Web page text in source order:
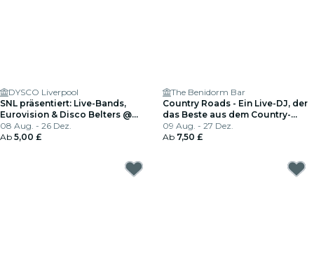
DYSCO Liverpool
SNL präsentiert: Live-Bands,
Eurovision & Disco Belters @
Dysco, Liverpool
08 Aug. - 26 Dez.
Ab 5,00 £
The Benidorm Bar
Country Roads - Ein Live-DJ, der
das Beste aus dem Country-
Genre präsentiert
09 Aug. - 27 Dez.
Ab 7,50 £